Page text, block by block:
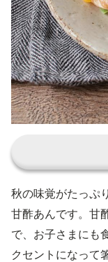
秋の味覚がたっぷ
甘酢あんです。甘
で、お子さまにも
クセントになって